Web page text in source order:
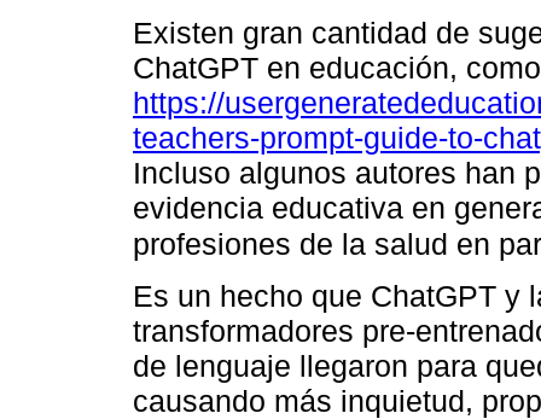
Existen gran cantidad de
ChatGPT en educación,
https://
teachers-prompt-guide-to-
Incluso algunos autores han
evidencia educativa en
profesiones de la salud en
Es un hecho que ChatGPT y
transformadores pre-
de lenguaje llegaron para
causando más inquietud,